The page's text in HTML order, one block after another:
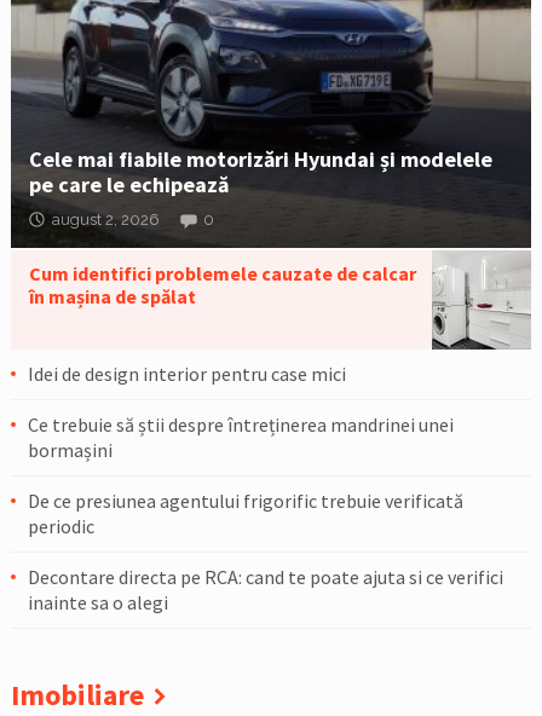
Cele mai fiabile motorizări Hyundai și modelele
pe care le echipează
august 2, 2026 0
Cum identifici problemele cauzate de calcar
în mașina de spălat
Idei de design interior pentru case mici
Ce trebuie să știi despre întreținerea mandrinei unei
bormașini
De ce presiunea agentului frigorific trebuie verificată
periodic
Decontare directa pe RCA: cand te poate ajuta si ce verifici
inainte sa o alegi
Imobiliare